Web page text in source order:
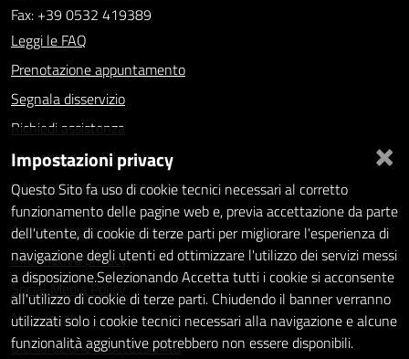
Fax: +39 0532 419389
Leggi le FAQ
Prenotazione appuntamento
Segnala disservizio
Richiedi assistenza
Statistiche dei Siti web
Intranet - accesso riservato
Amministrazione trasparente
Informativa privacy
Social Media Policy
Note legali
Dichiarazione di accessibilità
×
Impostazioni privacy
Questo Sito fa uso di cookie tecnici necessari al corretto
funzionamento delle pagine web e, previa accettazione da parte
dell'utente, di cookie di terze parti per migliorare l'esperienza di
navigazione degli utenti ed ottimizzare l'utilizzo dei servizi messi
a disposizione.Selezionando Accetta tutti i cookie si acconsente
all'utilizzo di cookie di terze parti. Chiudendo il banner verranno
utilizzati solo i cookie tecnici necessari alla navigazione e alcune
funzionalità aggiuntive potrebbero non essere disponibili.